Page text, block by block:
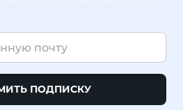
ПОДПИСКУ